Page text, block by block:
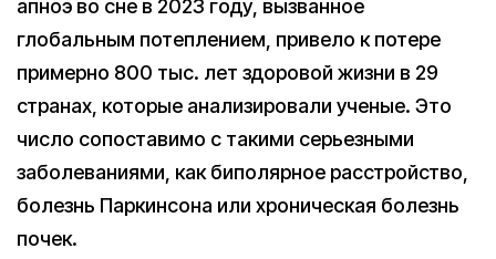
апноэ во сне в 2023 году, вызванное
глобальным потеплением, привело к потере
примерно 800 тыс. лет здоровой жизни в 29
странах, которые анализировали ученые. Это
число сопоставимо с такими серьезными
заболеваниями, как биполярное расстройство,
болезнь Паркинсона или хроническая болезнь
почек.